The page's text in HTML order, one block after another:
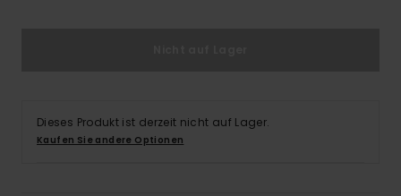
Dieses Produkt ist derzeit nicht auf Lager.
Kaufen Sie andere Optionen